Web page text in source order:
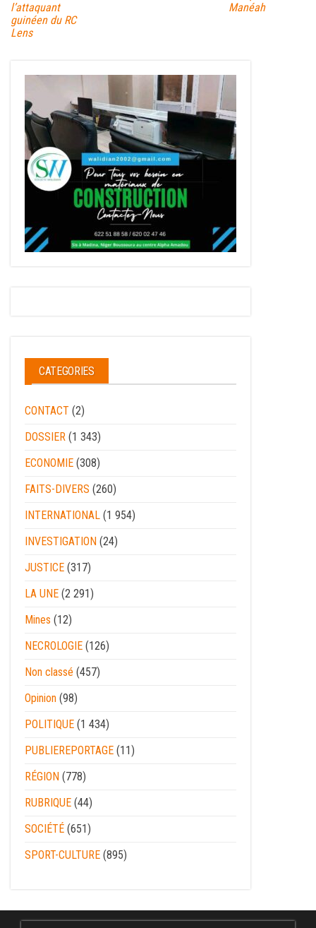
l’attaquant
guinéen du RC
Lens
Manéah
CATEGORIES
CONTACT (2)
DOSSIER (1 343)
ECONOMIE (308)
FAITS-DIVERS (260)
INTERNATIONAL (1 954)
INVESTIGATION (24)
JUSTICE (317)
LA UNE (2 291)
Mines (12)
NECROLOGIE (126)
Non classé (457)
Opinion (98)
POLITIQUE (1 434)
PUBLIEREPORTAGE (11)
RÉGION (778)
RUBRIQUE (44)
SOCIÉTÉ (651)
SPORT-CULTURE (895)